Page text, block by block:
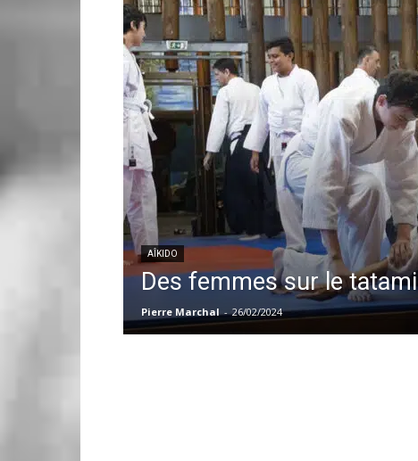
AÎKIDO
Des femmes sur le tatami
Pierre Marchal - 26/02/2024